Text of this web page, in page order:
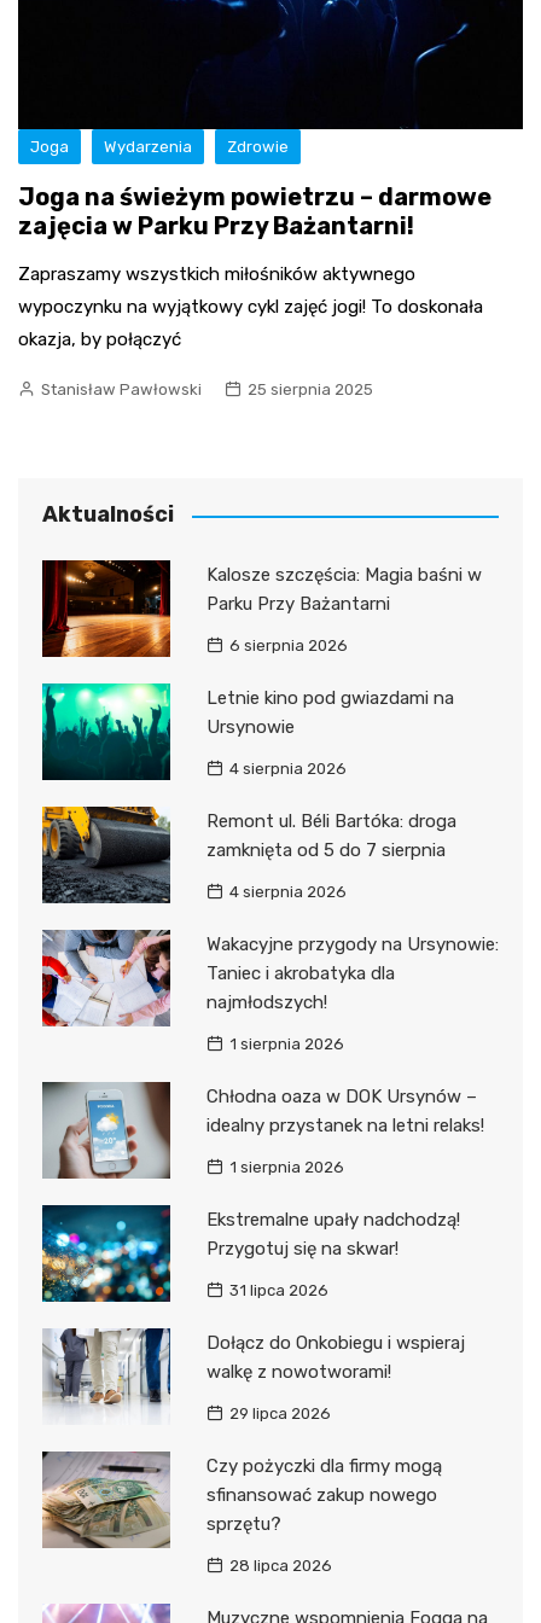
Joga Wydarzenia Zdrowie
Joga na świeżym powietrzu – darmowe
zajęcia w Parku Przy Bażantarni!
Zapraszamy wszystkich miłośników aktywnego
wypoczynku na wyjątkowy cykl zajęć jogi! To doskonała
okazja, by połączyć
Stanisław Pawłowski 25 sierpnia 2025
Aktualności
Kalosze szczęścia: Magia baśni w
Parku Przy Bażantarni
6 sierpnia 2026
Letnie kino pod gwiazdami na
Ursynowie
4 sierpnia 2026
Remont ul. Béli Bartóka: droga
zamknięta od 5 do 7 sierpnia
4 sierpnia 2026
Wakacyjne przygody na Ursynowie:
Taniec i akrobatyka dla
najmłodszych!
1 sierpnia 2026
Chłodna oaza w DOK Ursynów –
idealny przystanek na letni relaks!
1 sierpnia 2026
Ekstremalne upały nadchodzą!
Przygotuj się na skwar!
31 lipca 2026
Dołącz do Onkobiegu i wspieraj
walkę z nowotworami!
29 lipca 2026
Czy pożyczki dla firmy mogą
sfinansować zakup nowego
sprzętu?
28 lipca 2026
Muzyczne wspomnienia Fogga na